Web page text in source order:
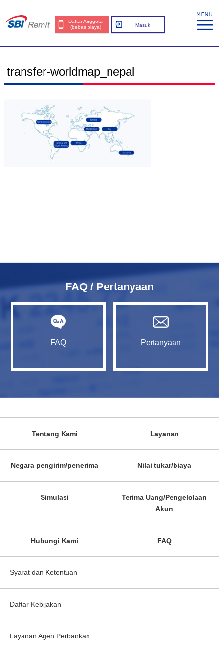
Daftar Anggota
(bebas biaya)
Masuk
transfer-worldmap_nepal
FAQ / Pertanyaan
FAQ Pertanyaan
Tentang Kami Layanan
Negara pengirim/penerima Nilai tukar/biaya
Simulasi
Terima Uang/Pengelolaan
Akun
Hubungi Kami FAQ
Syarat dan Ketentuan
Daftar Kebijakan
Layanan Agen Perbankan